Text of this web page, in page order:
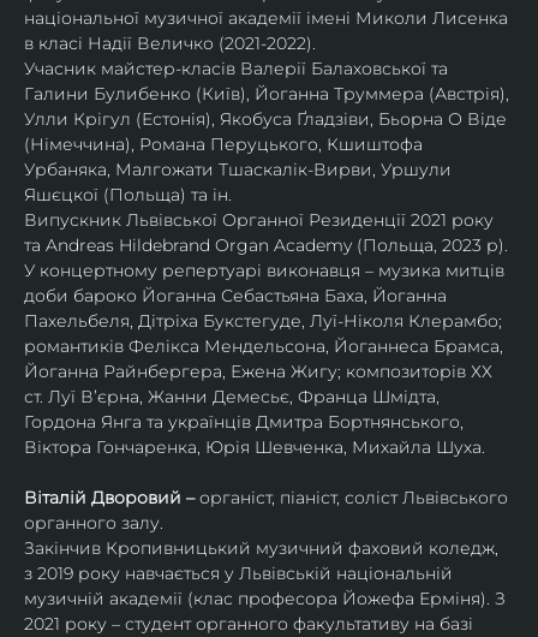
національної музичної академії імені Миколи Лисенка
в класі Надії Величко (2021-2022).
Учасник майстер-класів Валерії Балаховської та
Галини Булибенко (Київ), Йоганна Труммера (Австрія),
Улли Крігул (Естонія), Якобуса Ґладзіви, Бьорна О Віде
(Німеччина), Романа Перуцького, Кшиштофа
Урбаняка, Малгожати Тшаскалік-Вирви, Уршули
Яшєцкої (Польща) та ін.
Випускник Львівської Органної Резиденції 2021 року
та Andreas Hildebrand Organ Academy (Польща, 2023 р).
У концертному репертуарі виконавця – музика митців
доби бароко Йоганна Себастьяна Баха, Йоганна
Пахельбеля, Дітріха Букстегуде, Луї-Ніколя Клерамбо;
романтиків Фелікса Мендельсона, Йоганнеса Брамса,
Йоганна Райнбергера, Ежена Жигу; композиторів ХХ
ст. Луї В’єрна, Жанни Демесьє, Франца Шмідта,
Гордона Янга та українців Дмитра Бортнянського,
Віктора Гончаренка, Юрія Шевченка, Михайла Шуха.
Віталій Дворовий – органіст, піаніст, соліст Львівського
органного залу.
Закінчив Кропивницький музичний фаховий коледж,
з 2019 року навчається у Львівській національній
музичній академії (клас професора Йожефа Ерміня). З
2021 року – студент органного факультативу на базі